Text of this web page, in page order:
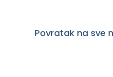
Povratak na sve